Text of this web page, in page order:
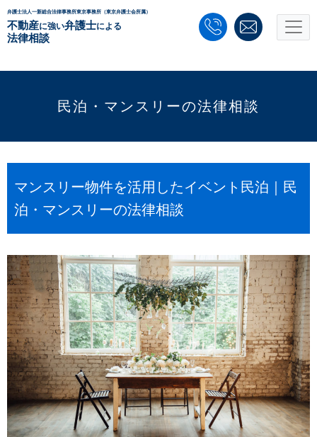
弁護士法人一新総合法律事務所東京事務所（東京弁護士会所属）
不動産に強い弁護士による
法律相談
民泊・マンスリーの法律相談
マンスリー物件を活用したイベント民泊｜民
泊・マンスリーの法律相談